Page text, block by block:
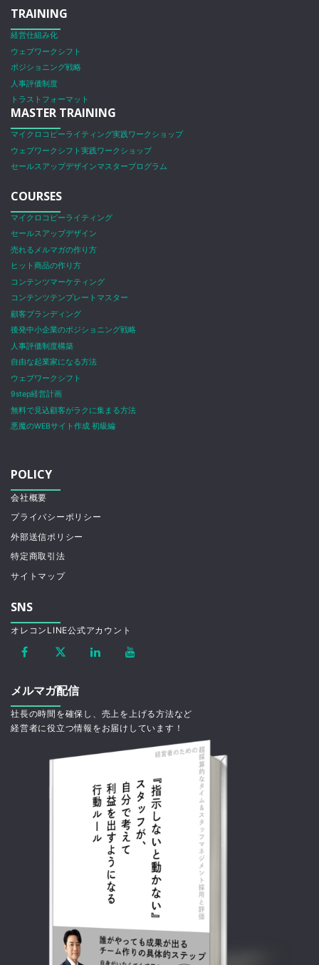
TRAINING
経営仕組み化
ウェブワークシフト
ポジショニング戦略
人事評価制度
トラストフォーマット
MASTER TRAINING
マイクロコピーライティング実践ワークショップ
ウェブワークシフト実践ワークショップ
セールスアップデザインマスタープログラム
COURSES
マイクロコピーライティング
セールスアップデザイン
売れるメルマガの作り方
ヒット商品の作り方
コンテンツマーケティング
コンテンツテンプレートマスター
顧客ブランディング
後発中小企業のポジショニング戦略
人事評価制度構築
自由な起業家になる方法
ウェブワークシフト
9step経営計画
無料で見込顧客がラクに集まる方法
悪魔のWEBサイト作成 初級編
POLICY
会社概要
プライバシーポリシー
外部送信ポリシー
特定商取引法
サイトマップ
SNS
オレコンLINE公式アカウント
メルマガ配信
社長の時間を確保し、売上を上げる方法など
経営者に役立つ情報をお届けしています！